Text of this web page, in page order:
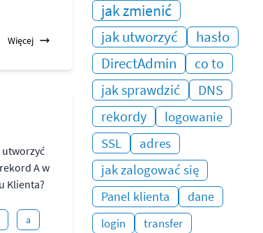
Więcej
a
jak zmienić
jak utworzyć
hasło
DirectAdmin
co to
jak sprawdzić
DNS
rekordy
logowanie
SSL
adres
jak zalogować się
Panel klienta
dane
login
transfer